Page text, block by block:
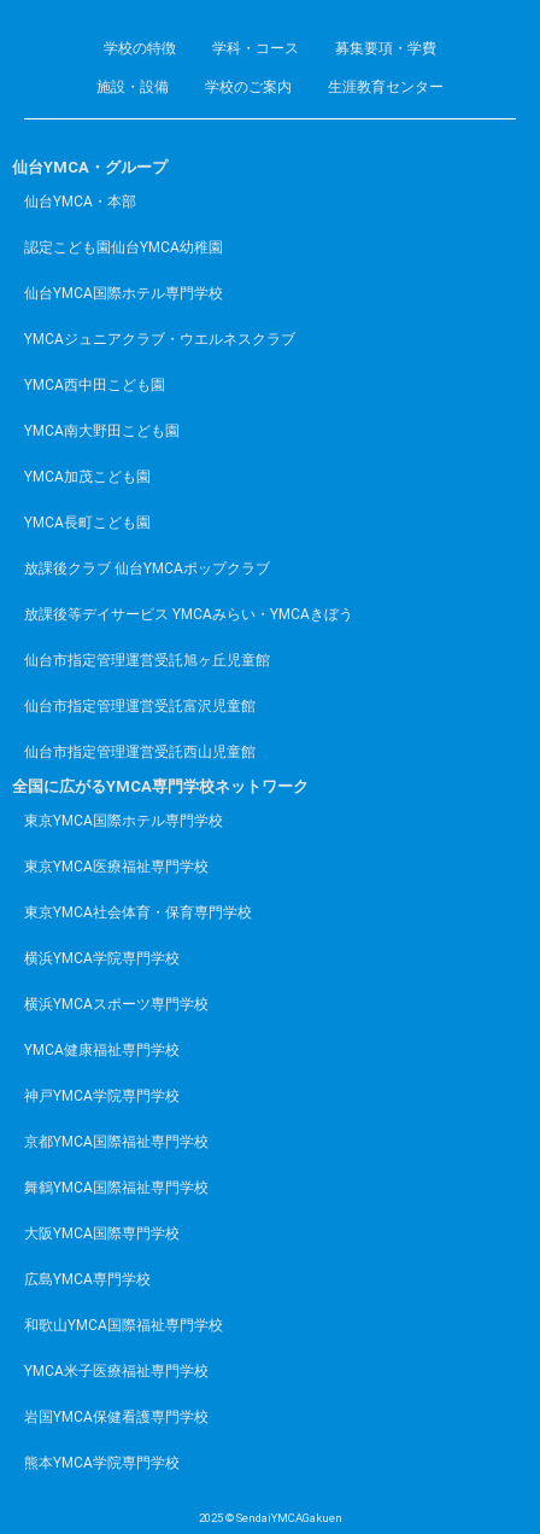
学校の特徴 学科・コース 募集要項・学費
施設・設備 学校のご案内 生涯教育センター
仙台YMCA・グループ
仙台YMCA・本部
認定こども園仙台YMCA幼稚園
仙台YMCA国際ホテル専門学校
YMCAジュニアクラブ・ウエルネスクラブ
YMCA西中田こども園
YMCA南大野田こども園
YMCA加茂こども園
YMCA長町こども園
放課後クラブ 仙台YMCAポップクラブ
放課後等デイサービス YMCAみらい・YMCAきぼう
仙台市指定管理運営受託旭ヶ丘児童館
仙台市指定管理運営受託富沢児童館
仙台市指定管理運営受託西山児童館
全国に広がるYMCA専門学校ネットワーク
東京YMCA国際ホテル専門学校
東京YMCA医療福祉専門学校
東京YMCA社会体育・保育専門学校
横浜YMCA学院専門学校
横浜YMCAスポーツ専門学校
YMCA健康福祉専門学校
神戸YMCA学院専門学校
京都YMCA国際福祉専門学校
舞鶴YMCA国際福祉専門学校
大阪YMCA国際専門学校
広島YMCA専門学校
和歌山YMCA国際福祉専門学校
YMCA米子医療福祉専門学校
岩国YMCA保健看護専門学校
熊本YMCA学院専門学校
2025 © SendaiYMCAGakuen